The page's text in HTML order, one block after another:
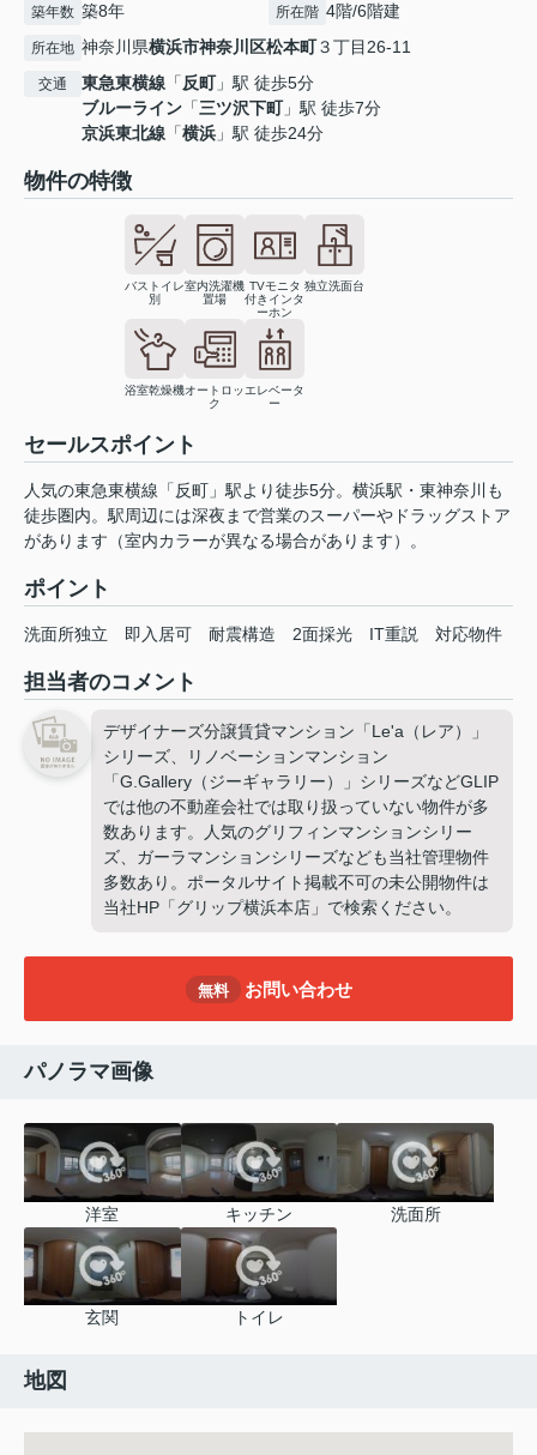
築年数 築8年 所在階 4階/6階建
所在地 神奈川県横浜市神奈川区松本町３丁目26-11
交通 東急東横線 「反町」駅 徒歩5分
ブルーライン 「三ツ沢下町」駅 徒歩7分
京浜東北線 「横浜 」駅 徒歩24分
物件の特徴
バストイレ
別
室内洗濯機
置場
TVモニタ
付きインタ
ーホン
独立洗面台
浴室乾燥機オートロッ
ク
エレベータ
ー
セールスポイント
人気の東急東横線「反町」駅より徒歩5分。横浜駅・東神奈川も
徒歩圏内。駅周辺には深夜まで営業のスーパーやドラッグストア
があります（室内カラーが異なる場合があります）。
ポイント
洗面所独立 即入居可 耐震構造 2面採光 IT重説 対応物件
担当者のコメント
デザイナーズ分譲賃貸マンション「Le'a（レア）」
シリーズ、リノベーションマンション
「G.Gallery（ジーギャラリー）」シリーズなどGLIP
では他の不動産会社では取り扱っていない物件が多
数あります。人気のグリフィンマンションシリー
ズ、ガーラマンションシリーズなども当社管理物件
多数あり。ポータルサイト掲載不可の未公開物件は
当社HP「グリップ横浜本店」で検索ください。
無料 お問い合わせ
パノラマ画像
洋室 キッチン 洗面所
玄関 トイレ
地図